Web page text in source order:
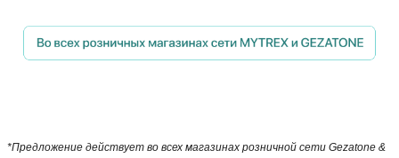
*Предложение действует во всех магазинах розничной сети Gezatone &